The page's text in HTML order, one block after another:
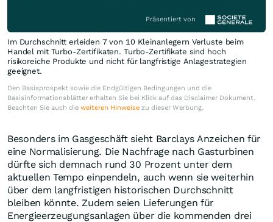
Präsentiert von
Im Durchschnitt erleiden 7 von 10 Kleinanlegern Verluste beim
Handel mit Turbo-Zertifikaten. Turbo-Zertifikate sind hoch
risikoreiche Produkte und nicht für langfristige Anlagestrategien
geeignet.
Den Basisprospekt sowie die Endgültigen Bedingungen und die
Basisinformationsblätter erhalten Sie bei Klick auf das Disclaimer Dokument.
Beachten Sie auch die weiteren Hinweise zu dieser Werbung.
Besonders im Gasgeschäft sieht Barclays Anzeichen für
eine Normalisierung. Die Nachfrage nach Gasturbinen
dürfte sich demnach rund 30 Prozent unter dem
aktuellen Tempo einpendeln, auch wenn sie weiterhin
über dem langfristigen historischen Durchschnitt
bleiben könnte. Zudem seien Lieferungen für
Energieerzeugungsanlagen über die kommenden drei